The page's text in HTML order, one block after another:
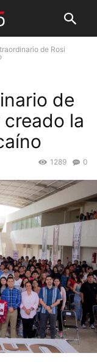
de Rosi
de
la
0
1289